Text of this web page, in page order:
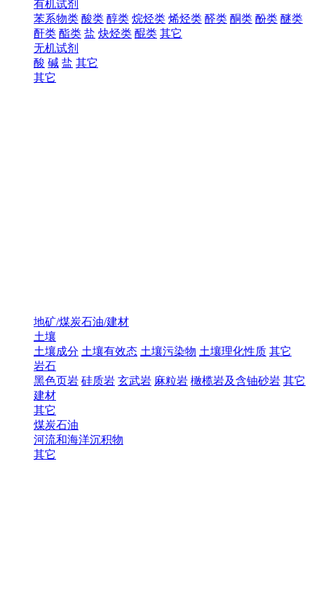
有机试剂
苯系物类 酸类 醇类 烷烃类 烯烃类 醛类 酮类 酚类 醚类
酐类 酯类 盐 炔烃类 醌类 其它
无机试剂
酸 碱 盐 其它
其它
地矿/煤炭石油/建材
土壤
土壤成分 土壤有效态 土壤污染物 土壤理化性质 其它
岩石
黑色页岩 硅质岩 玄武岩 麻粒岩 橄榄岩及含铀砂岩 其它
建材
其它
煤炭石油
河流和海洋沉积物
其它